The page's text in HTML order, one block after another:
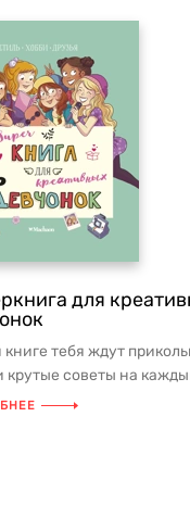
для
книге тебя ждут
крутые советы на
как: - устроить с...